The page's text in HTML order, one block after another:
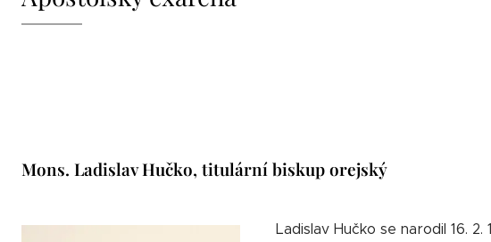
Mons. Ladislav Hučko, titulární biskup orejský
Ladislav Hučko se narodil 16.